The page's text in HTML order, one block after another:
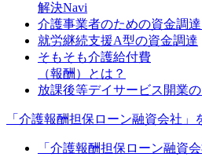
解決Navi
介護事業者のための資金調
就労継続支援A型の資金調達
そもそも介護給付費
（報酬）とは？
放課後等デイサービス開業
「介護報酬担保ローン融資会社」
「介護報酬担保ローン融資